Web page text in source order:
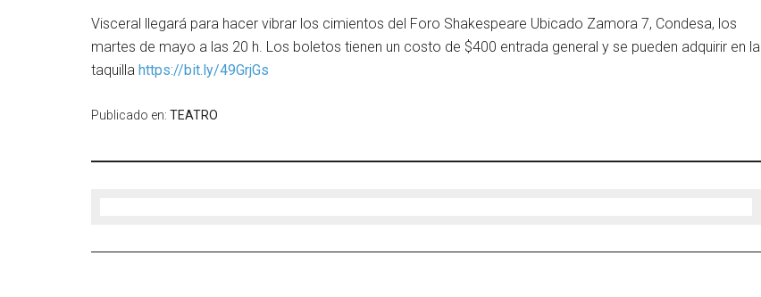
Visceral llegará para hacer vibrar los cimientos del Foro Shakespeare Ubicado Zamora 7, Condesa, los
martes de mayo a las 20 h. Los boletos tienen un costo de $400 entrada general y se pueden adquirir en la
taquilla https://bit.ly/49GrjGs
Publicado en: TEATRO